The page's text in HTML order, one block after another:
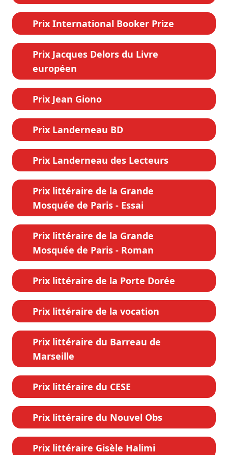
Prix International Booker Prize
Prix Jacques Delors du Livre
européen
Prix Jean Giono
Prix Landerneau BD
Prix Landerneau des Lecteurs
Prix littéraire de la Grande
Mosquée de Paris - Essai
Prix littéraire de la Grande
Mosquée de Paris - Roman
Prix littéraire de la Porte Dorée
Prix littéraire de la vocation
Prix littéraire du Barreau de
Marseille
Prix littéraire du CESE
Prix littéraire du Nouvel Obs
Prix littéraire Gisèle Halimi